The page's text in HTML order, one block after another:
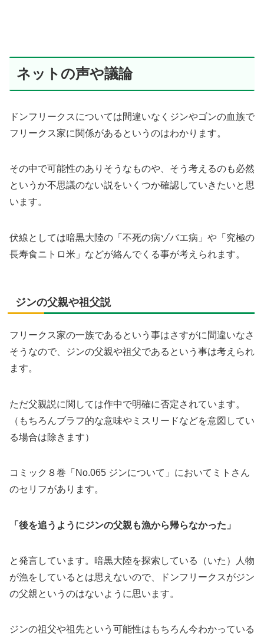
ネットの声や議論
ドンフリークスについては間違いなくジンやゴンの血族で
フリークス家に関係があるというのはわかります。
その中で可能性のありそうなものや、そう考えるのも必然
というか不思議のない説をいくつか確認していきたいと思
います。
伏線としては暗黒大陸の「不死の病ゾバエ病」や「究極の
長寿食ニトロ米」などが絡んでくる事が考えられます。
ジンの父親や祖父説
フリークス家の一族であるという事はさすがに間違いなさ
そうなので、ジンの父親や祖父であるという事は考えられ
ます。
ただ父親説に関しては作中で明確に否定されています。
（もちろんブラフ的な意味やミスリードなどを意図してい
る場合は除きます）
コミック８巻「No.065 ジンについて」においてミトさん
のセリフがあります。
「後を追うようにジンの父親も漁から帰らなかった」
と発言しています。暗黒大陸を探索している（いた）人物
が漁をしているとは思えないので、ドンフリークスがジン
の父親というのはないように思います。
ジンの祖父や祖先という可能性はもちろん今わかっている